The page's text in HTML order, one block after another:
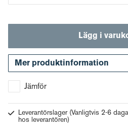
Lägg i
Mer produktinformation
Jämför
Leverantörslager (Vanligtvis 2-6
hos leverantören)